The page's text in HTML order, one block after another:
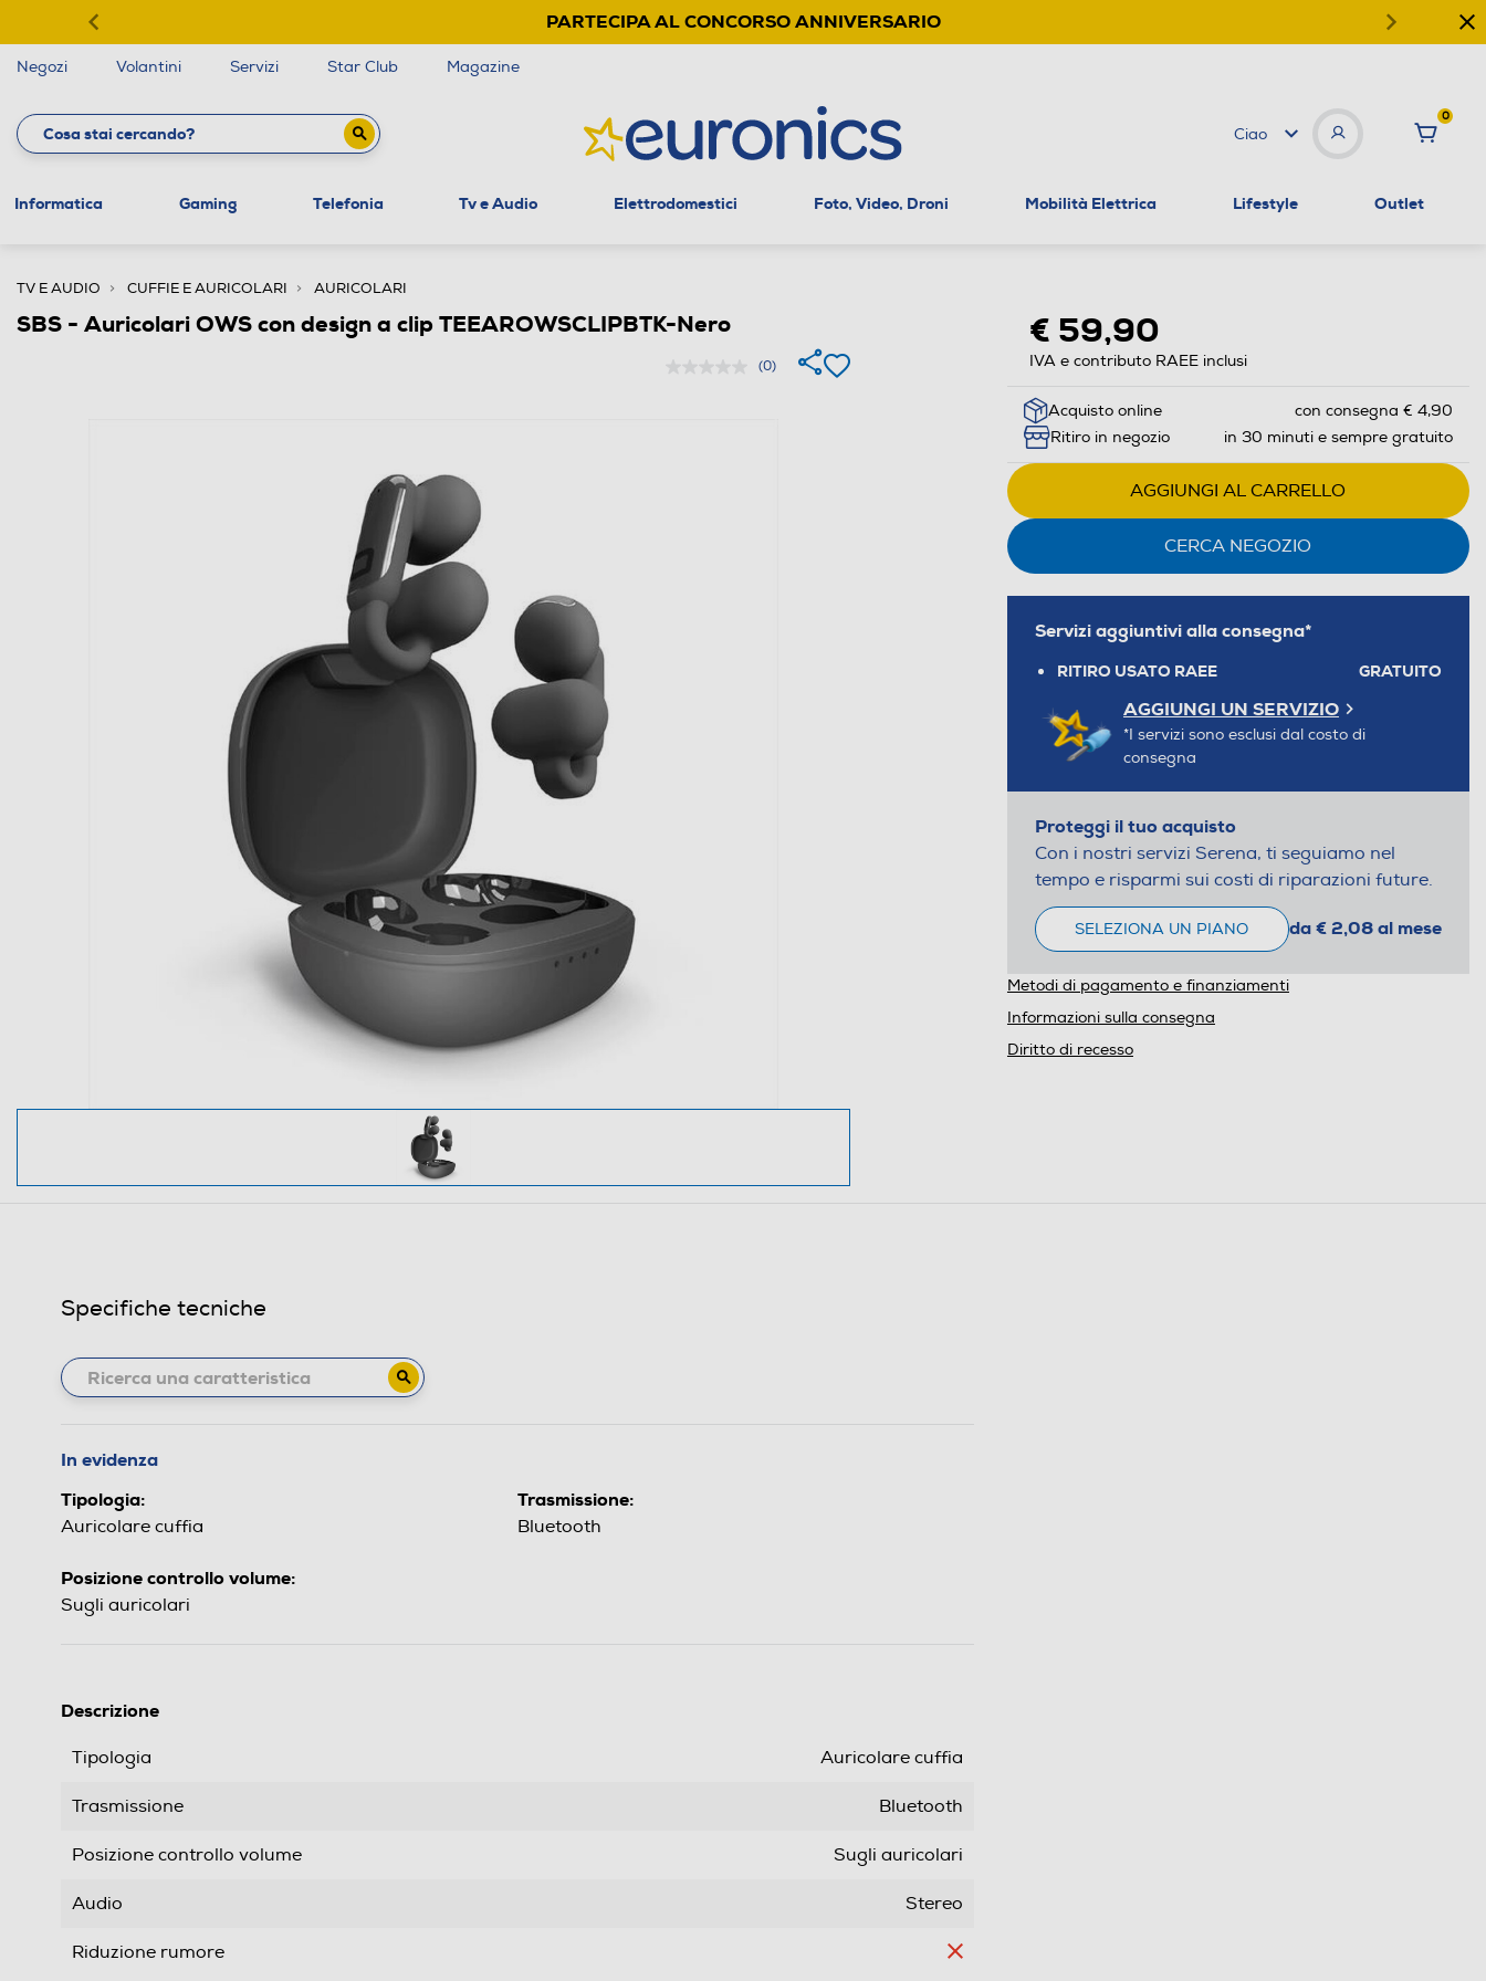
PARTECIPA AL CONCORSO ANNIVERSARIO
Negozi Volantini Servizi Star Club Magazine
Ciao
0
Informatica Gaming Telefonia Tv e Audio Elettrodomestici Foto, Video, Droni Mobilità Elettrica Lifestyle Outlet
TV E AUDIO CUFFIE E AURICOLARI AURICOLARI
SBS - Auricolari OWS con design a clip TEEAROWSCLIPBTK-Nero
(0)
€ 59,90
IVA e contributo RAEE inclusi
Acquisto online
con consegna € 4,90
Ritiro in negozio
in 30 minuti e sempre gratuito
AGGIUNGI AL CARRELLO
CERCA NEGOZIO
Servizi aggiuntivi alla consegna*
RITIRO USATO RAEE GRATUITO
AGGIUNGI UN SERVIZIO
*I servizi sono esclusi dal costo di
consegna
Proteggi il tuo acquisto
Con i nostri servizi Serena, ti seguiamo nel
tempo e risparmi sui costi di riparazioni future.
SELEZIONA UN PIANO da € 2,08 al mese
Metodi di pagamento e finanziamenti
Informazioni sulla consegna
Diritto di recesso
Specifiche tecniche
In evidenza
Tipologia:
Auricolare cuffia
Trasmissione:
Bluetooth
Posizione controllo volume:
Sugli auricolari
Descrizione
Tipologia Auricolare cuffia
Trasmissione Bluetooth
Posizione controllo volume Sugli auricolari
Audio Stereo
Riduzione rumore